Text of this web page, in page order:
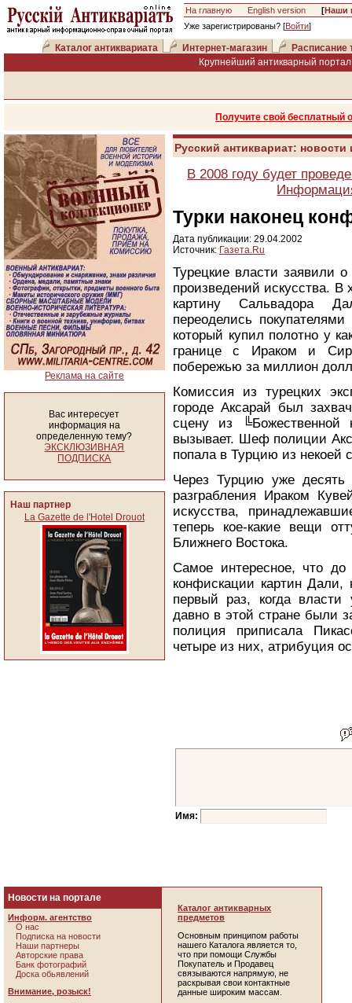
На главную English version [Наши
Уже зарегистрированы? [Войти]
Каталог антиквариата Интернет-магазин
Расписание
Крупнейший антикварный
Получите свой
Реклама на сайте
Вас интересует
информация на
определенную тему?
ЭКСКЛЮЗИВНАЯ
ПОДПИСКА
Наш партнер
La Gazette de l'Hotel Drouot
Русский антиквариат:
В 2008 году будет
Турки наконец
Дата публикации: 29.04.2002
Источник: Газета.Ru
Турецкие власти заявили
произведений искусства.
картину Сальвадора
переоделись
который купил полотно у
границе с Ираком и
побережью за миллион
Комиссия из турецких
городе Аксарай был
сцену из
вызывает. Шеф полиции
попала в Турцию из некоей
Через Турцию уже десять
разграбления Ираком
искусства,
теперь кое-какие вещи
Ближнего Востока.
Самое интересное, что до
конфискации картин
первый раз, когда
давно в этой стране были
полиция приписала
четыре из них, атрибуция
Имя:
Новости на портале
Информ. агентство
О нас
Подписка на новости
Наши партнеры
Авторские права
Банк фотографий
Доска обьявлений
Внимание, розыск!
Каталог антикварных
предметов
Основным принципом работы
нашего Каталога является то,
что при помощи Службы
Покупатель и Продавец
связываются напрямую, не
раскрывая свои контактные
данные широким массам.